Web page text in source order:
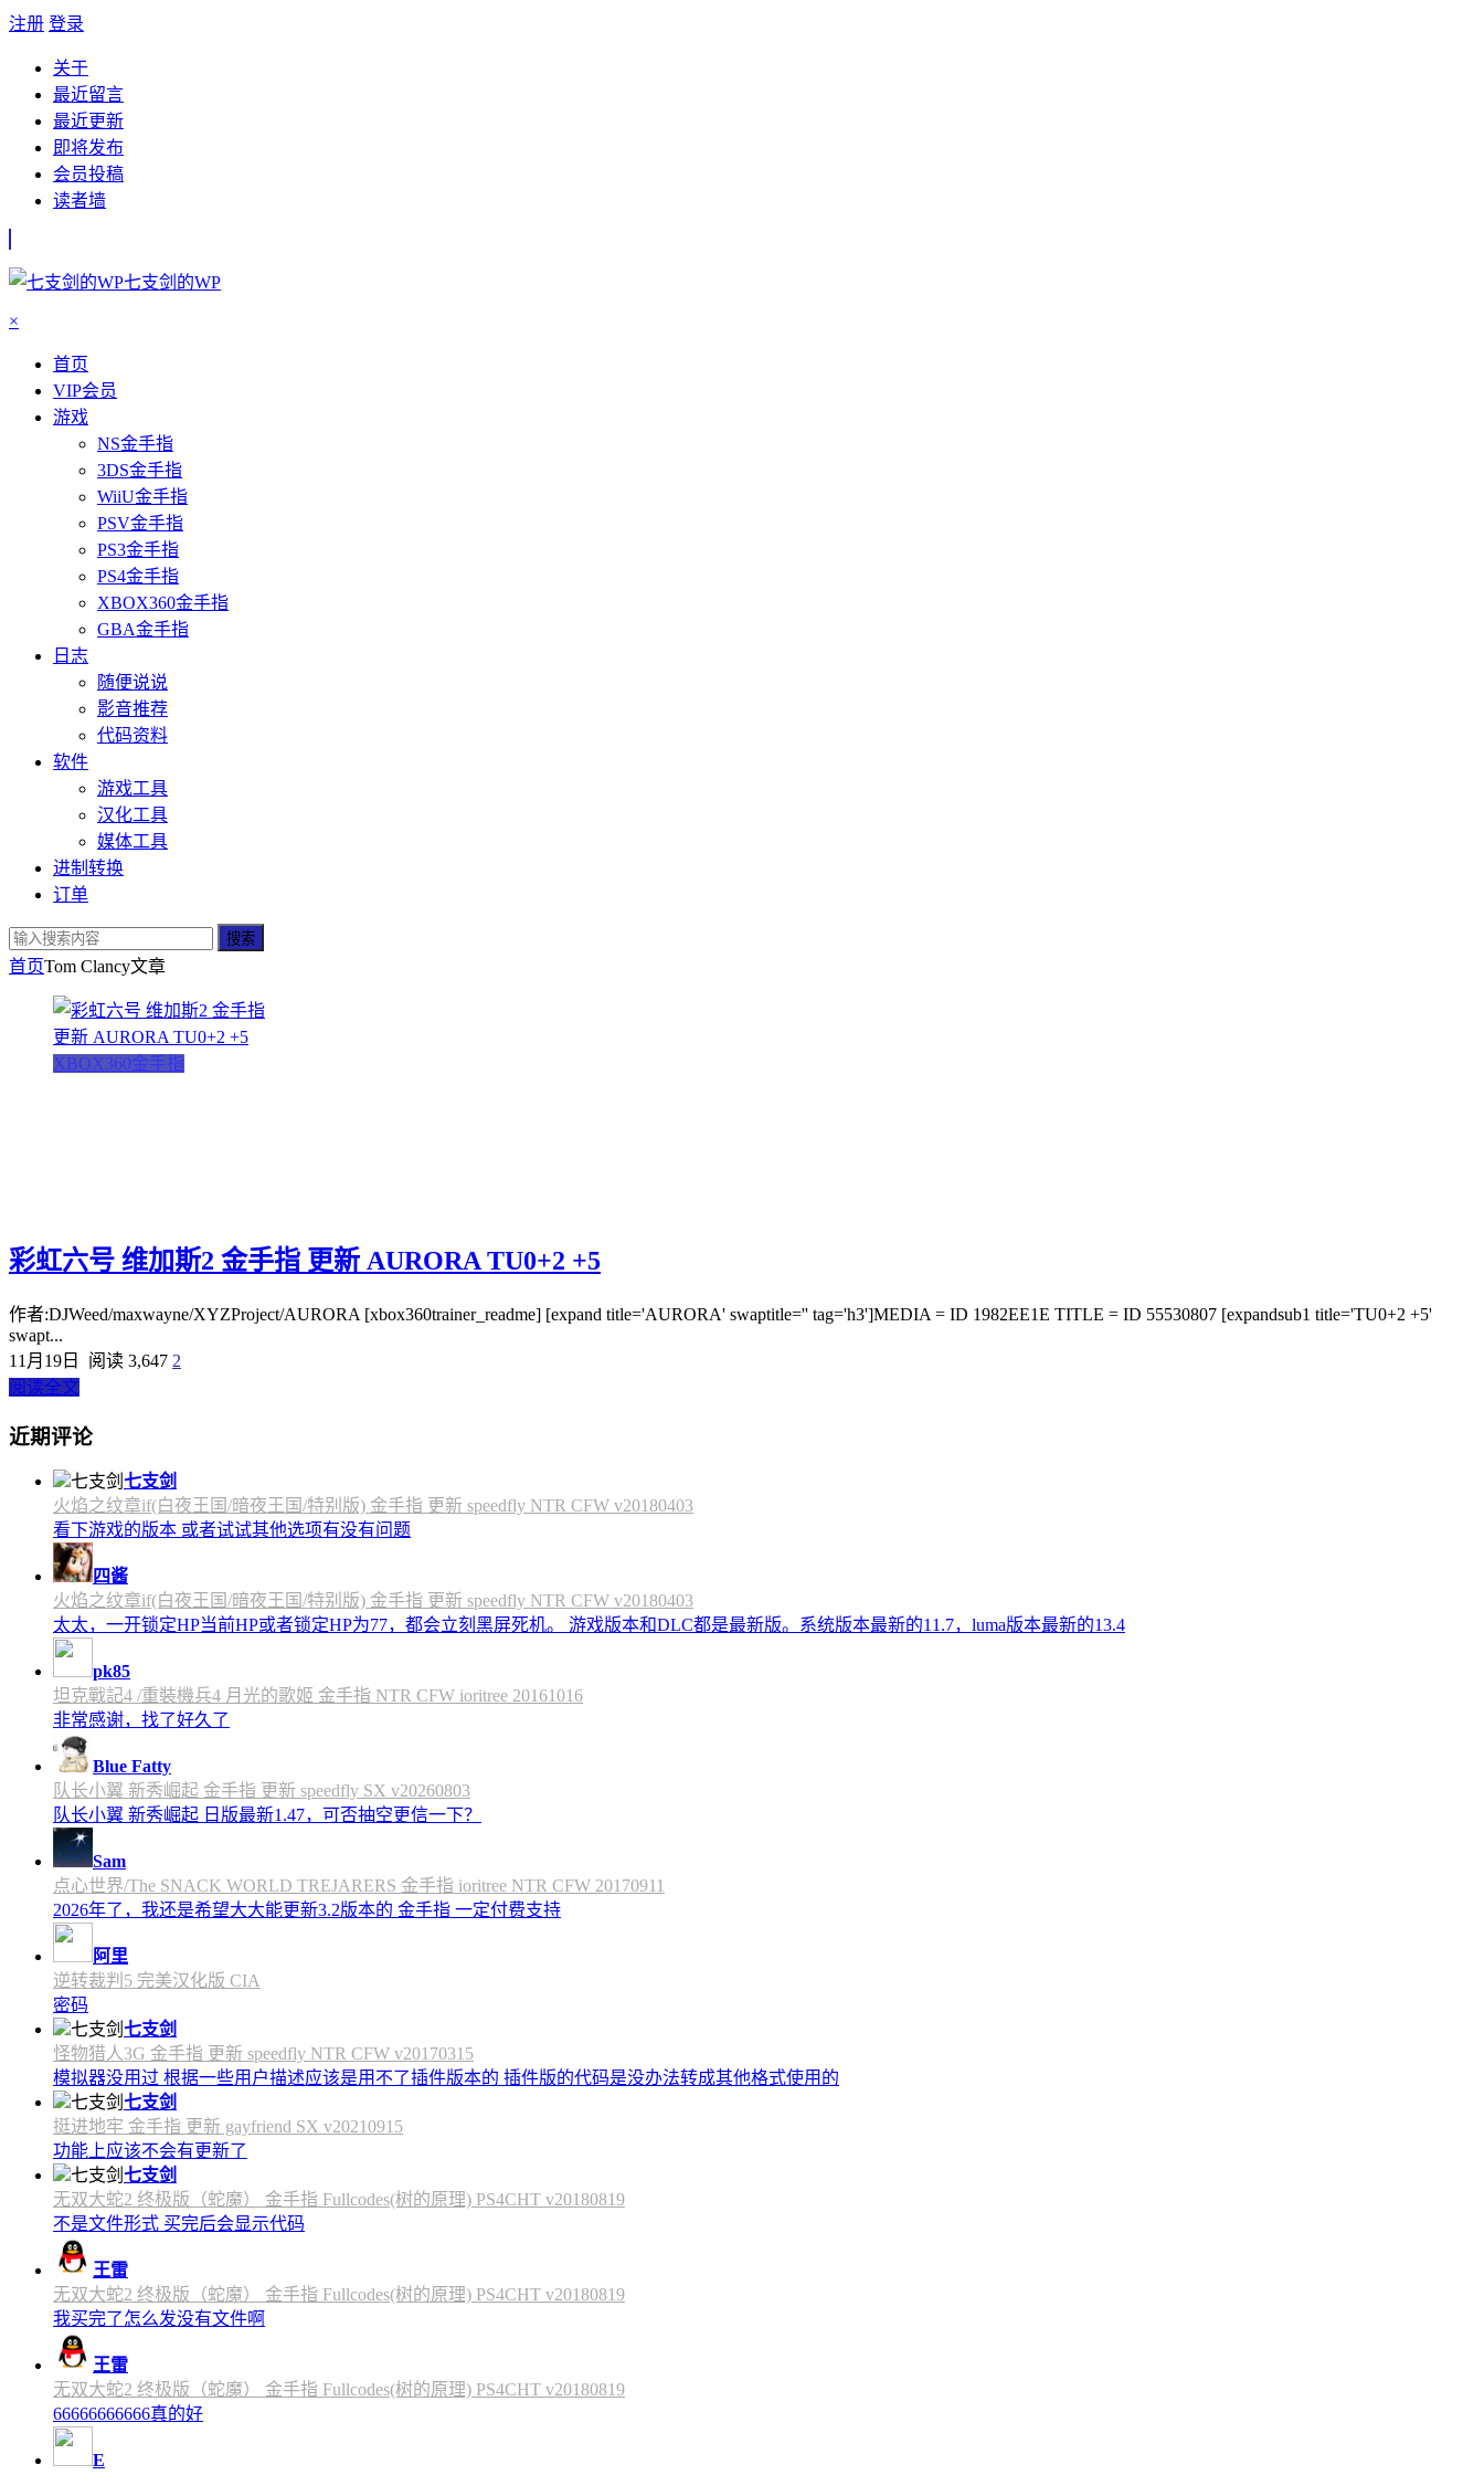
注册 登录
关于
最近留言
最近更新
即将发布
会员投稿
读者墙
七支剑的WP
×
首页
VIP会员
游戏
NS金手指
3DS金手指
WiiU金手指
PSV金手指
PS3金手指
PS4金手指
XBOX360金手指
GBA金手指
日志
随便说说
影音推荐
代码资料
软件
游戏工具
汉化工具
媒体工具
进制转换
订单
搜索
首页Tom Clancy文章
XBOX360金手指
彩虹六号 维加斯2 金手指 更新 AURORA TU0+2 +5
作者:DJWeed/maxwayne/XYZProject/AURORA [xbox360trainer_readme] [expand title='AURORA' swaptitle='' tag='h3']MEDIA = ID 1982EE1E TITLE = ID 55530807 [expandsub1 title='TU0+2 +5'
swapt...
11月19日
阅读 3,647 2
阅读全文
近期评论
七支剑
火焰之纹章if(白夜王国/暗夜王国/特别版) 金手指 更新 speedfly NTR CFW v20180403
看下游戏的版本 或者试试其他选项有没有问题
四酱
火焰之纹章if(白夜王国/暗夜王国/特别版) 金手指 更新 speedfly NTR CFW v20180403
太太，一开锁定HP当前HP或者锁定HP为77，都会立刻黑屏死机。 游戏版本和DLC都是最新版。系统版本最新的11.7，luma版本最新的13.4
pk85
坦克戰記4 /重裝機兵4 月光的歌姬 金手指 NTR CFW ioritree 20161016
非常感谢，找了好久了
Blue Fatty
队长小翼 新秀崛起 金手指 更新 speedfly SX v20260803
队长小翼 新秀崛起 日版最新1.47，可否抽空更信一下？
Sam
点心世界/The SNACK WORLD TREJARERS 金手指 ioritree NTR CFW 20170911
2026年了，我还是希望大大能更新3.2版本的 金手指 一定付费支持
阿里
逆转裁判5 完美汉化版 CIA
密码
七支剑
怪物猎人3G 金手指 更新 speedfly NTR CFW v20170315
模拟器没用过 根据一些用户描述应该是用不了插件版本的 插件版的代码是没办法转成其他格式使用的
七支剑
挺进地牢 金手指 更新 gayfriend SX v20210915
功能上应该不会有更新了
七支剑
无双大蛇2 终极版（蛇魔） 金手指 Fullcodes(树的原理) PS4CHT v20180819
不是文件形式 买完后会显示代码
王雷
无双大蛇2 终极版（蛇魔） 金手指 Fullcodes(树的原理) PS4CHT v20180819
我买完了怎么发没有文件啊
王雷
无双大蛇2 终极版（蛇魔） 金手指 Fullcodes(树的原理) PS4CHT v20180819
66666666666真的好
E